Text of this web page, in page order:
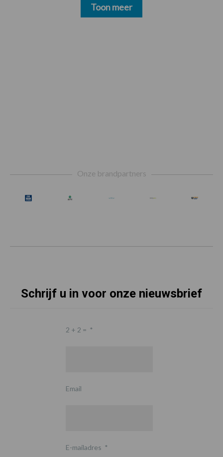
Toon meer
Onze brandpartners
Schrijf u in voor onze nieuwsbrief
2 + 2 = *
Email
E-mailadres *